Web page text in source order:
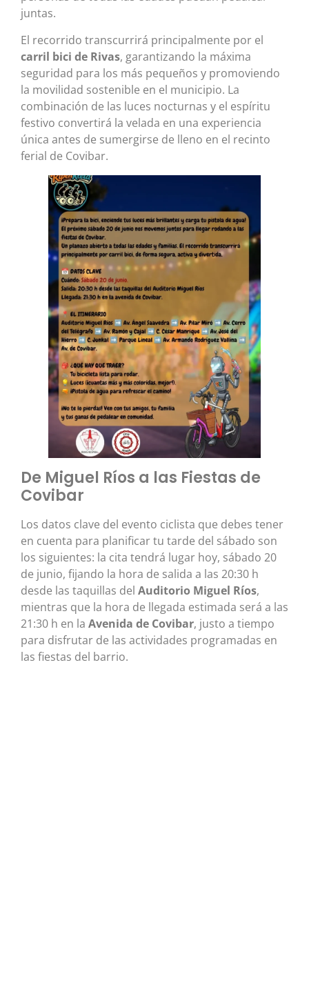
juntas.
El recorrido transcurrirá principalmente por el
carril bici de Rivas, garantizando la máxima
seguridad para los más pequeños y promoviendo
la movilidad sostenible en el municipio. La
combinación de las luces nocturnas y el espíritu
festivo convertirá la velada en una experiencia
única antes de sumergirse de lleno en el recinto
ferial de Covibar.
De Miguel Ríos a las Fiestas de
Covibar
Los datos clave del evento ciclista que debes tener
en cuenta para planificar tu tarde del sábado son
los siguientes: la cita tendrá lugar hoy, sábado 20
de junio, fijando la hora de salida a las 20:30 h
desde las taquillas del Auditorio Miguel Ríos,
mientras que la hora de llegada estimada será a las
21:30 h en la Avenida de Covibar, justo a tiempo
para disfrutar de las actividades programadas en
las fiestas del barrio.